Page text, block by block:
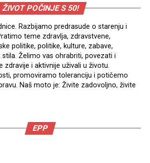
ŽIVOT POČINJE S 50!
Razbijamo predrasude o starenju i
teme zdravlja, zdravstvene,
politike, politike, kulture, zabave,
Želimo vas ohrabriti, povezati i
zdravije i aktivnije uživali u životu.
promoviramo toleranciju i potičemo
Naš moto je: Živite zadovoljno, živite
EPP